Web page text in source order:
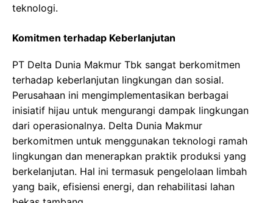
teknologi.
Komitmen terhadap Keberlanjutan
PT Delta Dunia Makmur Tbk sangat berkomitmen
terhadap keberlanjutan lingkungan dan sosial.
Perusahaan ini mengimplementasikan berbagai
inisiatif hijau untuk mengurangi dampak lingkungan
dari operasionalnya. Delta Dunia Makmur
berkomitmen untuk menggunakan teknologi ramah
lingkungan dan menerapkan praktik produksi yang
berkelanjutan. Hal ini termasuk pengelolaan limbah
yang baik, efisiensi energi, dan rehabilitasi lahan